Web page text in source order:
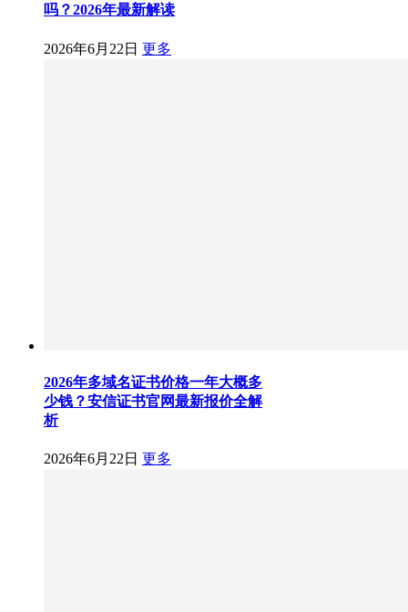
吗？2026年最新解读
2026年6月22日 更多
2026年多域名证书价格一年大概多
少钱？安信证书官网最新报价全解
析
2026年6月22日 更多